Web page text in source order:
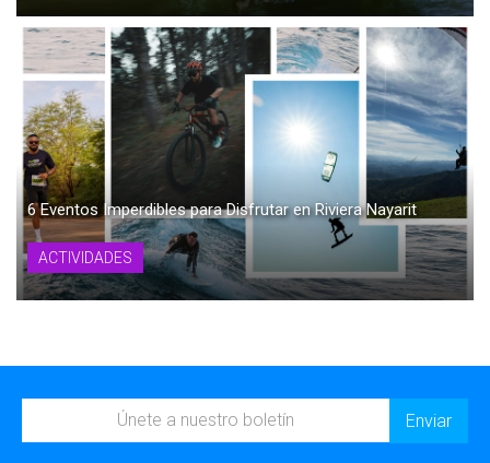
6 Eventos Imperdibles para Disfrutar en Riviera Nayarit
ACTIVIDADES